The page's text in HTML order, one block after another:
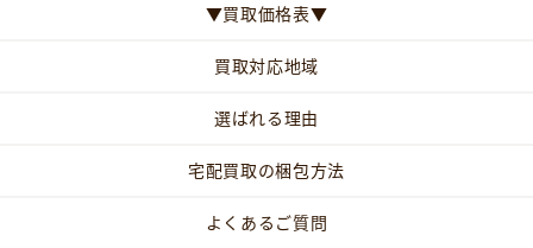
▼買取価格表▼
買取対応地域
選ばれる理由
宅配買取の梱包方法
よくあるご質問